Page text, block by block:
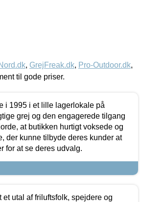
, GrejFreak.dk, Pro-Outdoor.dk,
til gode priser.
i 1995 i et lille lagerlokale på
grej og den engagerede tilgang
at butikken hurtigt voksede og
der kunne tilbyde deres kunder at
for at se deres udvalg.
utal af friluftsfolk, spejdere og